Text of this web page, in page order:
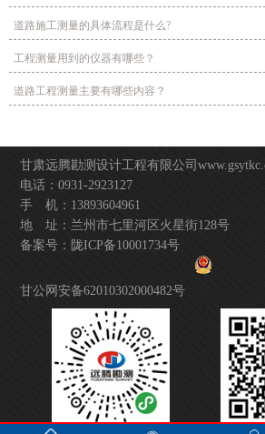
道路施工测量的具体流程是什么?
工程测量用到的仪器有哪些？
道路工程测量主要有哪些内容？
甘肃远腾勘测设计工程有限公司
电话：0931-2923127
手 机：13893604961
地 址：兰州市七里河区火星街128号
备案号： 陇ICP备10001734号
甘公网安备62010302000482号